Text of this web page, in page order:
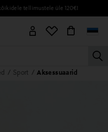
tellimustele üle 120€!
LAPSED KODU
Sport Aksessuaarid